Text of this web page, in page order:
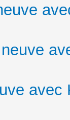
avec